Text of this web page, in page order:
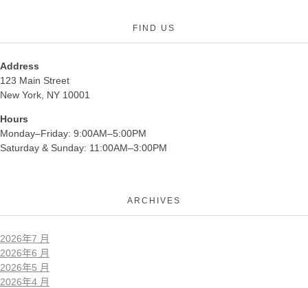
FIND US
Address
123 Main Street
New York, NY 10001
Hours
Monday–Friday: 9:00AM–5:00PM
Saturday & Sunday: 11:00AM–3:00PM
ARCHIVES
2026年7 月
2026年6 月
2026年5 月
2026年4 月